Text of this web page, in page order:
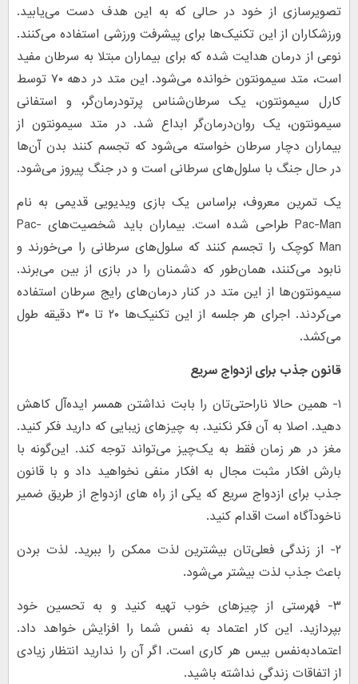
تصویرسازی از خود در حالی که به این هدف دست می‌یابید.
ورزشکاران از این تکنیک‌ها برای پیشرفت ورزشی استفاده می‌کنند.
نوعی از درمان هدایت شده که برای بیماران مبتلا به سرطان مفید
است، متد سیمونتون خوانده می‌شود. این متد در دهه ۷۰ توسط
کارل سیمونتون، یک سرطان‌شناس پرتودرمان‌گر، و استفانی
سیمونتون، یک روان‌درمان‌گر ابداع شد. در متد سیمونتون از
بیماران دچار سرطان خواسته می‌شود که تجسم کنند بدن آن‌ها
در حال جنگ با سلول‌های سرطانی است و در جنگ پیروز می‌شود.
یک تمرین معروف، براساس یک بازی ویدیویی قدیمی به نام
Pac-Man طراحی شده است. بیماران باید شخصیت‌های Pac-
Man کوچک را تجسم کنند که سلول‌های سرطانی را می‌خورند و
نابود می‌کنند، همان‌طور که دشمنان را در بازی از بین می‌برند.
سیمونتون‌ها از این متد در کنار درمان‌های رایج سرطان استفاده
می‌کردند. اجرای هر جلسه از این تکنیک‌ها ۲۰ تا ۳۰ دقیقه طول
می‌کشد.
قانون جذب برای ازدواج سریع
۱- همین حالا ناراحتی‌تان را بابت نداشتن همسر ایده‌آل کاهش
دهید. اصلا به آن فکر نکنید. به چیزهای زیبایی که دارید فکر کنید.
مغز در هر زمان فقط به یک‌چیز می‌تواند توجه کند. این‌گونه با
بارش افکار مثبت مجال به افکار منفی نخواهید داد و با قانون
جذب برای ازدواج سریع که یکی از راه های ازدواج از طریق ضمیر
ناخودآگاه است اقدام کنید.
۲- از زندگی فعلی‌تان بیشترین لذت ممکن را ببرید. لذت بردن
باعث جذب لذت بیشتر می‌شود.
۳- فهرستی از چیزهای خوب تهیه کنید و به تحسین خود
بپردازید. این کار اعتماد به‌ نفس شما را افزایش خواهد داد.
اعتمادبه‌نفس بیس هر کاری است. اگر آن را ندارید انتظار زیادی
از اتفاقات زندگی نداشته باشید.